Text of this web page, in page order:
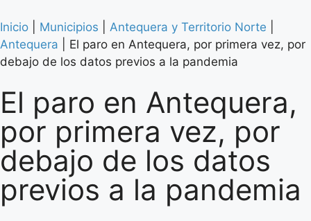
Inicio Municipios Antequera y Territorio Norte
Antequera
El paro en Antequera, por primera vez, por
debajo de los datos previos a la pandemia
El paro en Antequera,
por primera vez, por
debajo de los datos
previos a la pandemia